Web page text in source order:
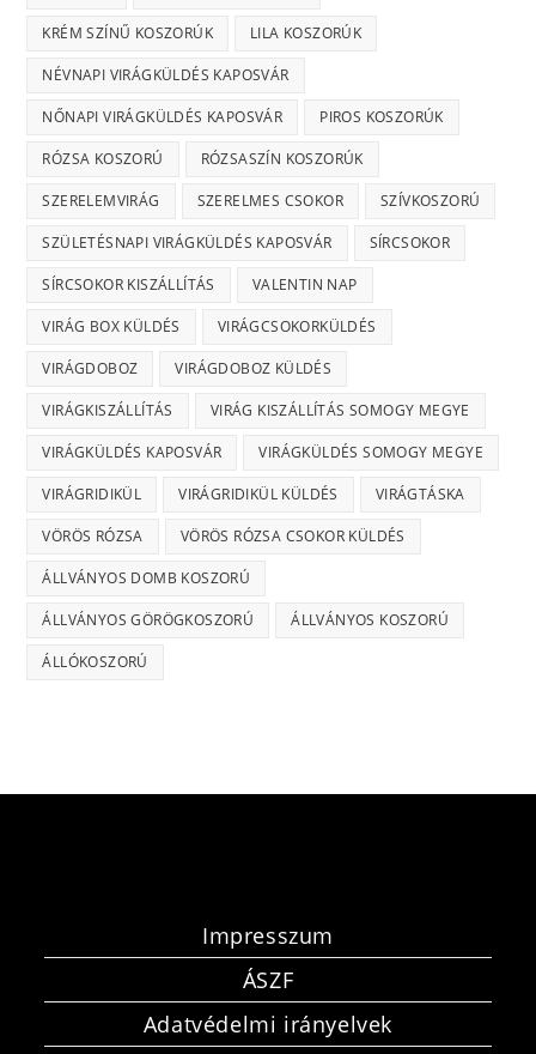
KRÉM SZÍNŰ KOSZORÚK LILA KOSZORÚK
NÉVNAPI VIRÁGKÜLDÉS KAPOSVÁR
NŐNAPI VIRÁGKÜLDÉS KAPOSVÁR PIROS KOSZORÚK
RÓZSA KOSZORÚ RÓZSASZÍN KOSZORÚK
SZERELEMVIRÁG SZERELMES CSOKOR SZÍVKOSZORÚ
SZÜLETÉSNAPI VIRÁGKÜLDÉS KAPOSVÁR SÍRCSOKOR
SÍRCSOKOR KISZÁLLÍTÁS VALENTIN NAP
VIRÁG BOX KÜLDÉS VIRÁGCSOKORKÜLDÉS
VIRÁGDOBOZ VIRÁGDOBOZ KÜLDÉS
VIRÁGKISZÁLLÍTÁS VIRÁG KISZÁLLÍTÁS SOMOGY MEGYE
VIRÁGKÜLDÉS KAPOSVÁR VIRÁGKÜLDÉS SOMOGY MEGYE
VIRÁGRIDIKÜL VIRÁGRIDIKÜL KÜLDÉS VIRÁGTÁSKA
VÖRÖS RÓZSA VÖRÖS RÓZSA CSOKOR KÜLDÉS
ÁLLVÁNYOS DOMB KOSZORÚ
ÁLLVÁNYOS GÖRÖGKOSZORÚ ÁLLVÁNYOS KOSZORÚ
ÁLLÓKOSZORÚ
Impresszum
ÁSZF
Adatvédelmi irányelvek